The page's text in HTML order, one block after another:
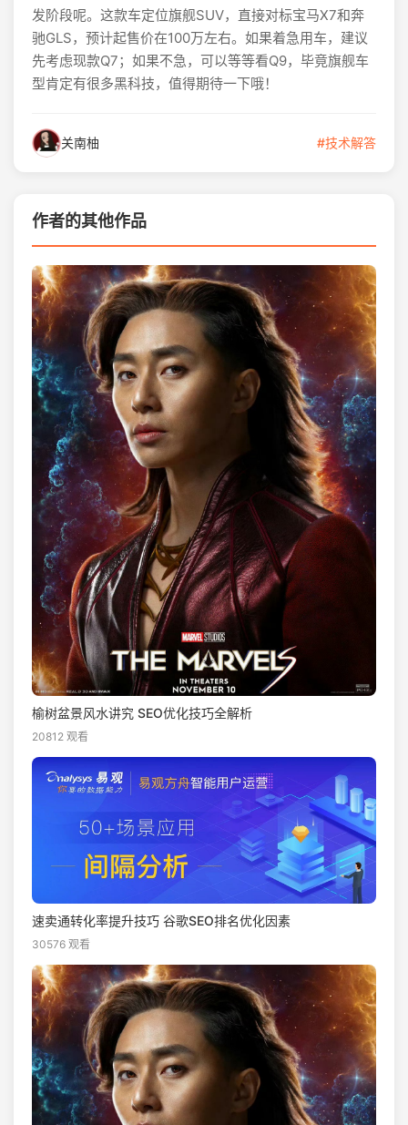
发阶段呢。这款车定位旗舰SUV，直接对标宝马X7和奔
驰GLS，预计起售价在100万左右。如果着急用车，建议
先考虑现款Q7；如果不急，可以等等看Q9，毕竟旗舰车
型肯定有很多黑科技，值得期待一下哦！
关南柚 #技术解答
作者的其他作品
榆树盆景风水讲究 SEO优化技巧全解析
20812 观看
速卖通转化率提升技巧 谷歌SEO排名优化因素
30576 观看